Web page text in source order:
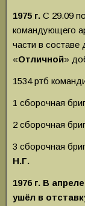
1975 г. С 29.09
командующего
части в составе
«Отличной»
1534 ртб
1 сборочная
2 сборочная
3 сборочная
Н.Г.
1976 г. В
ушёл в